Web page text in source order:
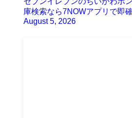
庫検索なら7NOWアプリで即
August 5, 2026